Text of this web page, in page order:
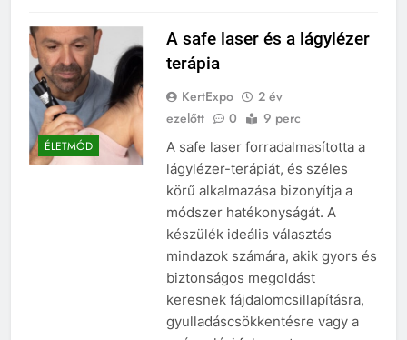
ÉLETMÓD
A safe laser és a lágylézer
terápia
KertExpo
2 év
ezelőtt
0 9 perc
A safe laser forradalmasította a
lágylézer-terápiát, és széles
körű alkalmazása bizonyítja a
módszer hatékonyságát. A
készülék ideális választás
mindazok számára, akik gyors és
biztonságos megoldást
keresnek fájdalomcsillapításra,
gyulladáscsökkentésre vagy a